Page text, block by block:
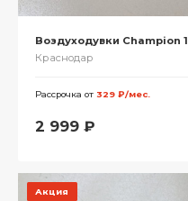
Воздуходувки Champion 1
Краснодар
Рассрочка от 329 ₽/мес.
2 999 ₽
Акция